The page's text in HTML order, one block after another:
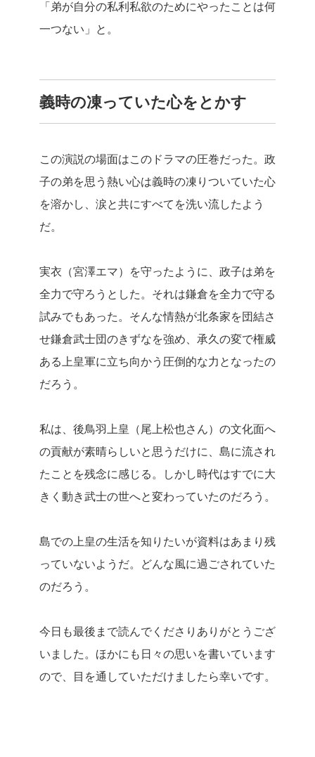
「弟が自分の私利私欲のためにやったことは何
一つない」と。
義時の凍っていた心をとかす
この演説の場面はこのドラマの圧巻だった。政
子の弟を思う熱い心は義時の凍りついていた心
を溶かし、涙と共にすべてを洗い流したよう
だ。
実衣（宮澤エマ）を守ったように、政子は弟を
全力で守ろうとした。それは鎌倉を全力で守る
試みでもあった。そんな情熱が北条家を団結さ
せ鎌倉武士団のきずなを強め、承久の変で権威
ある上皇軍に立ち向かう圧倒的な力となったの
だろう。
私は、後鳥羽上皇（尾上松也さん）の文化面へ
の貢献が素晴らしいと思うだけに、島に流され
たことを残念に感じる。しかし時代はすでに大
きく動き武士の世へと変わっていたのだろう。
島での上皇の生活を知りたいが資料はあまり残
っていないようだ。どんな風に過ごされていた
のだろう。
今日も最後まで読んでくださりありがとうござ
いました。ほかにも日々の思いを書いています
ので、目を通していただけましたら幸いです。